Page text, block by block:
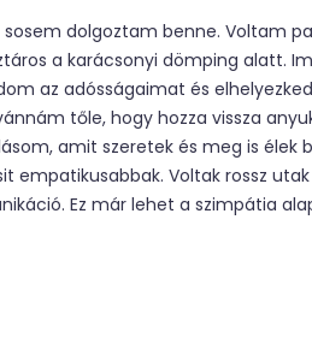
dolgoztam benne. Voltam
a karácsonyi dömping alatt.
az adósságaimat és
tőle, hogy hozza vissza
amit szeretek és meg is élek
empatikusabbak. Voltak rossz
Ez már lehet a szimpátia